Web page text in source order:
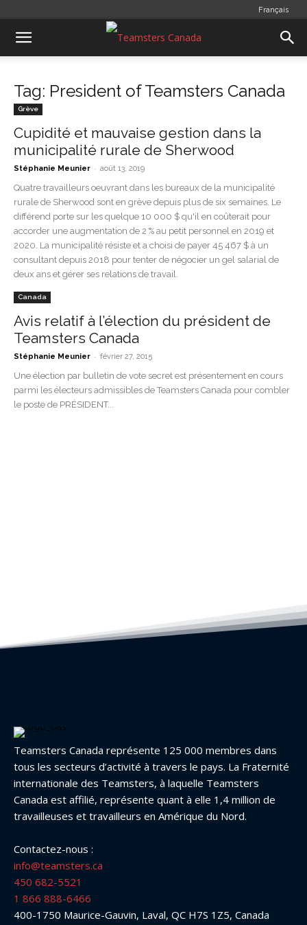
Français
Tag: President of Teamsters Canada
Grève
Cupidité et mauvaise gestion dans la
municipalité rurale de Sherwood
Stéphanie Meunier - août 13, 2019
Quatre travailleurs oeuvrant dans les bureaux de la municipalité
rurale de Sherwood sont en grève depuis plus de six semaines. Le
différend porte sur les quelque 10 000 $ qu'il en coûterait pour
accorder une augmentation de 2 % au petit personnel en 2019 et
2020. La municipalité résiste et a choisi de payer 45 467 $ à un
consultant depuis 2018 pour tenter de négocier un gel salarial de
deux ans et gérer ses relations de travail.
Canada
Avis relatif à l’élection du président de
Teamsters Canada
Stéphanie Meunier - février 27, 2015
Une élection par bulletin de vote secret est présentement en cours
parmi les électeurs admissibles de Teamsters Canada pour combler
le poste de PRÉSIDENT...
Teamsters Canada représente 125 000 membres dans
tous les secteurs d’activité à travers le pays. La Fraternité
internationale des Teamsters, à laquelle Teamsters
Canada est affilié, représente quant à elle 1,4 million de
travailleuses et travailleurs en Amérique du Nord.
Contactez-nous :
info@teamsters.ca
450 682-5521
1 866 888-6466
400-1750 Maurice-Gauvin, Laval, QC H7S 1Z5, Canada